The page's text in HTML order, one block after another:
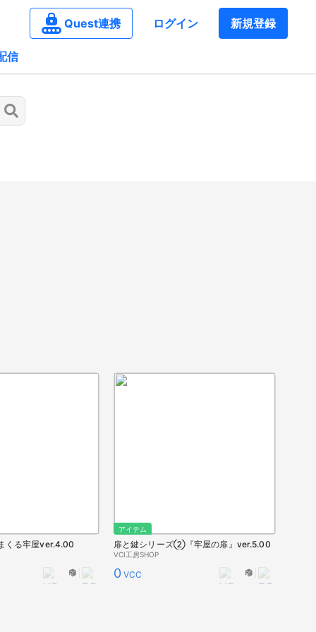
Quest連携 ログイン 新規登録
信
くる牢屋ver.4.00
アイテム
扉と鍵シリーズ②『牢屋の扉』ver.5.00
VCI工房SHOP
0 VCC